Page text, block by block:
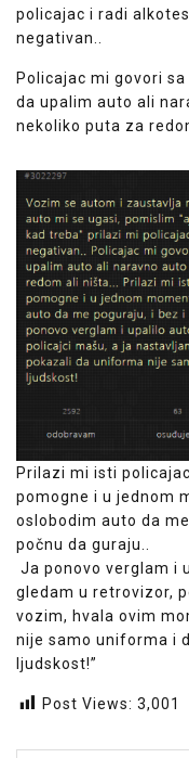
policajac i radi
negativan..
Policajac mi govori
da upalim auto ali
nekoliko puta za
Prilazi mi isti
pomogne i u jednom
oslobodim auto da
počnu da guraju..
Ja ponovo verglam i
gledam u retrovizor,
vozim, hvala ovim
nije samo uniforma i
ljudskost!”
Post Views: 3,001